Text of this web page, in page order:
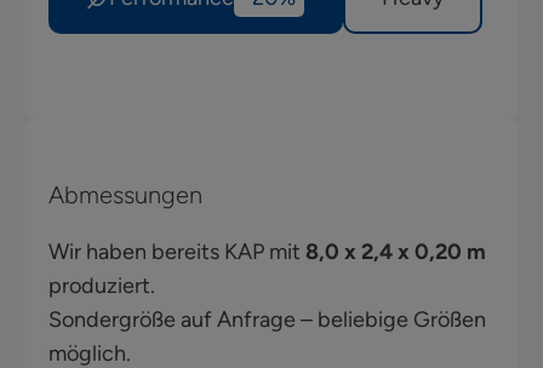
Abmessungen
Wir haben bereits KAP mit 8,0 x 2,4 x 0,20 m
produziert.
Sondergröße auf Anfrage – beliebige Größen
möglich.